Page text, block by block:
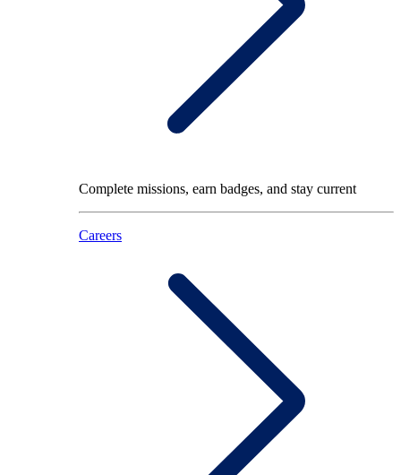
Complete missions, earn badges, and stay current
Careers